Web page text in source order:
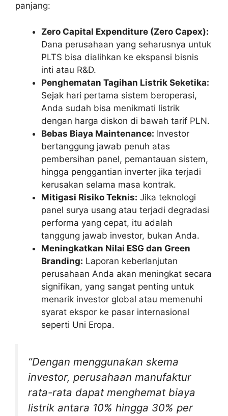
panjang:
Zero Capital Expenditure (Zero Capex):
Dana perusahaan yang seharusnya untuk
PLTS bisa dialihkan ke ekspansi bisnis
inti atau R&D.
Penghematan Tagihan Listrik Seketika:
Sejak hari pertama sistem beroperasi,
Anda sudah bisa menikmati listrik
dengan harga diskon di bawah tarif PLN.
Bebas Biaya Maintenance: Investor
bertanggung jawab penuh atas
pembersihan panel, pemantauan sistem,
hingga penggantian inverter jika terjadi
kerusakan selama masa kontrak.
Mitigasi Risiko Teknis: Jika teknologi
panel surya usang atau terjadi degradasi
performa yang cepat, itu adalah
tanggung jawab investor, bukan Anda.
Meningkatkan Nilai ESG dan Green
Branding: Laporan keberlanjutan
perusahaan Anda akan meningkat secara
signifikan, yang sangat penting untuk
menarik investor global atau memenuhi
syarat ekspor ke pasar internasional
seperti Uni Eropa.
“Dengan menggunakan skema
investor, perusahaan manufaktur
rata-rata dapat menghemat biaya
listrik antara 10% hingga 30% per